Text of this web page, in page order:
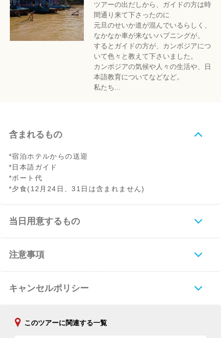
ツアーの出だしから、ガイドの方は時
間通り来て下さったのに
元旦のせいか道が混んでいるらしく、
なかなか車が来ないハプニングが。
するとガイドの方が、カンボジアにつ
いて色々と教えて下さいました。
カンボジアの気候や人々の生活や、日
本語教育についてなどなど。
私たち...
含まれるもの
*宿泊ホテルからの送迎
*日本語ガイド
*ボート代
*夕食(12月24日、31日は含まれません)
当日用意するもの
注意事項
キャンセルポリシー
このツアーに関連する一覧